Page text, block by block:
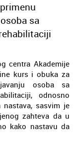
sa
centra Akademije
kurs i obuka za
osoba sa
odnosno
sasvim je
zahteva da u
kako nastavu da